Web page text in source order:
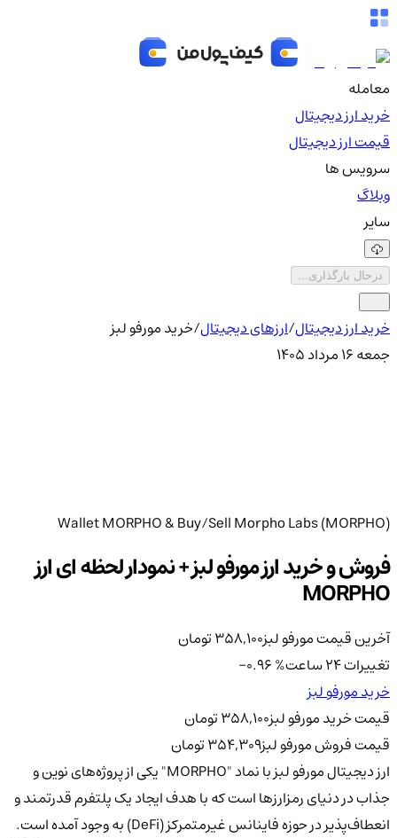
معامله
خرید ارز دیجیتال
قیمت ارز دیجیتال
سرویس ها
وبلاگ
سایر
درحال بارگذاری...
خرید ارز دیجیتال/ارزهای دیجیتال/خرید مورفو لبز
جمعه ۱۶ مرداد ۱۴۰۵
Wallet MORPHO & Buy/Sell Morpho Labs (MORPHO)
فروش و خرید ارز مورفو لبز + نمودار لحظه ای ارز
MORPHO
آخرین قیمت مورفو لبز358,100تومان
تغییرات 24 ساعت
-0.96%
خرید مورفو لبز
قیمت خرید مورفو لبز358,100تومان
قیمت فروش مورفو لبز354,309تومان
ارز دیجیتال مورفو لبز با نماد "MORPHO" یکی از پروژه‌های نوین و
جذاب در دنیای رمزارزها است که با هدف ایجاد یک پلتفرم قدرتمند و
انعطاف‌پذیر در حوزه فاینانس غیرمتمرکز (DeFi) به وجود آمده است.